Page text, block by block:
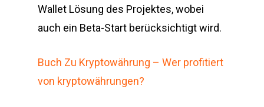
Wallet Lösung des Projektes, wobei
auch ein Beta-Start berücksichtigt wird.
Buch Zu Kryptowährung – Wer profitiert
von kryptowährungen?